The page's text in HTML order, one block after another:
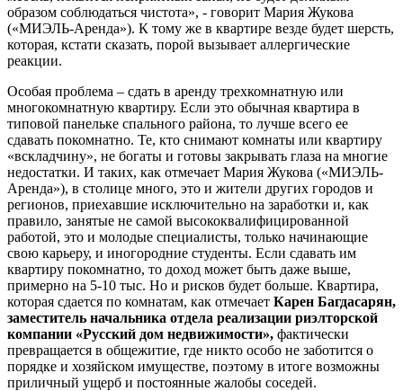
образом соблюдаться чистота», - говорит Мария Жукова
(«МИЭЛЬ-Аренда»). К тому же в квартире везде будет шерсть,
которая, кстати сказать, порой вызывает аллергические
реакции.
Особая проблема – сдать в аренду трехкомнатную или
многокомнатную квартиру. Если это обычная квартира в
типовой панельке спального района, то лучше всего ее
сдавать покомнатно. Те, кто снимают комнаты или квартиру
«вскладчину», не богаты и готовы закрывать глаза на многие
недостатки. И таких, как отмечает Мария Жукова («МИЭЛЬ-
Аренда»), в столице много, это и жители других городов и
регионов, приехавшие исключительно на заработки и, как
правило, занятые не самой высококвалифицированной
работой, это и молодые специалисты, только начинающие
свою карьеру, и иногородние студенты. Если сдавать им
квартиру покомнатно, то доход может быть даже выше,
примерно на 5-10 тыс. Но и рисков будет больше. Квартира,
которая сдается по комнатам, как отмечает Карен Багдасарян,
заместитель начальника отдела реализации риэлторской
компании «Русский дом недвижимости», фактически
превращается в общежитие, где никто особо не заботится о
порядке и хозяйском имуществе, поэтому в итоге возможны
приличный ущерб и постоянные жалобы соседей.